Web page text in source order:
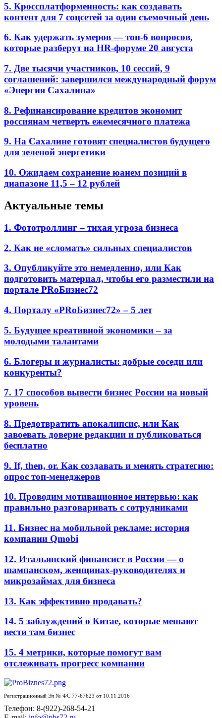
5. Кроссплатформенность: как создавать
контент для 7 соцсетей за один съемочный день
6. Как удержать зумеров — топ-6 вопросов,
которые разберут на HR-форуме 20 августа
7. Две тысячи участников, 10 сессий, 9
соглашений: завершился международный форум
«Энергия Сахалина»
8. Рефинансирование кредитов экономит
россиянам четверть ежемесячного платежа
9. На Сахалине готовят специалистов будущего
для зеленой энергетики
10. Ожидаем сохранение юанем позиций в
диапазоне 11,5 – 12 рублей
Актуальные темы
1. Фототроллинг – тихая угроза бизнеса
2. Как не «сломать» сильных специалистов
3. Опубликуйте это немедленно, или Как
подготовить материал, чтобы его разместили на
портале PRоБизнес72
4. Порталу «PRоБизнес72» – 5 лет
5. Будущее креативной экономики – за
молодыми талантами
6. Блогеры и журналисты: добрые соседи или
конкуренты?
7. 17 способов вывести бизнес России на новый
уровень
8. Предотвратить апокалипсис, или Как
завоевать доверие редакции и публиковаться
бесплатно
9. If, then, or. Как создавать и менять стратегию:
опрос топ-менеджеров
10. Проводим мотивационное интервью: как
правильно разговаривать с сотрудниками
11. Бизнес на мобильной рекламе: история
компании Qmobi
12. Итальянский финансист в России — о
шампанском, женщинах-руководителях и
микрозаймах для бизнеса
13. Как эффективно продавать?
14. 5 заблуждений о Китае, которые мешают
вести там бизнес
15. 4 метрики, которые помогут вам
отслеживать прогресс компании
Регистрационный Эл № ФС 77-67623 от 10.11.2016
Телефон: 8-(922)-268-54-21